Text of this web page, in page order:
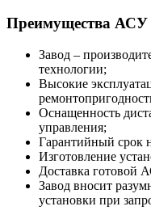
Преимущества АСУ
Завод –
технологии;
Высокие
Оснащенность
управления;
Гарантийный срок
Изготовление
Доставка готовой
Завод вносит
установки при